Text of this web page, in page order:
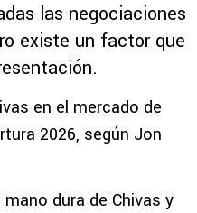
las negociaciones
existe un factor que
en el mercado de
2026, según Jon
dura de Chivas y